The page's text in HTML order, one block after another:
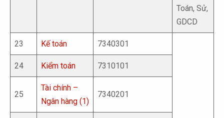
Toán, Sử,
GDCD
23 Kế toán 7340301
24 Kiểm toán 7310101
25
Tài chính –
Ngân hàng (1)
7340201